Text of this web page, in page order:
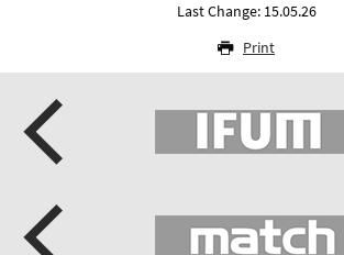
Last Change: 15.05.26
Print